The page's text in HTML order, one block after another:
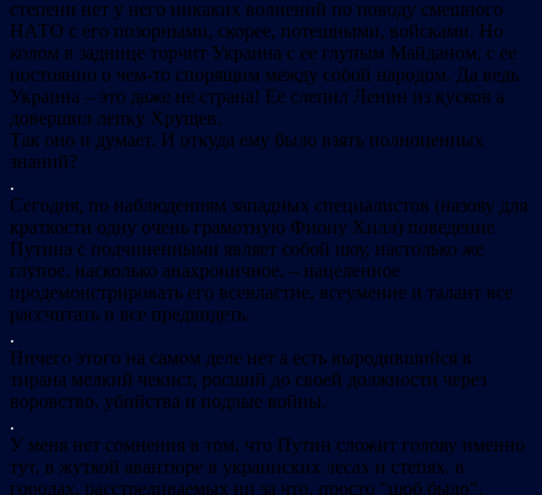
степени нет у него никаких волнений по поводу смешного
НАТО с его позорными, скорее, потешными, войсками. Но
колом в заднице торчит Украина с ее глупым Майданом, с ее
постоянно о чем-то спорящим между собой народом. Да ведь
Украина – это даже не страна! Ее слепил Ленин из кусков а
довершил лепку Хрущев.
Так оно и думает. И откуда ему было взять полноценных
знаний?
.
Сегодня, по наблюдениям западных специалистов (назову для
краткости одну очень грамотную Фиону Хилл) поведение
Путина с подчиненными являет собой шоу, настолько же
глупое, насколько анахроничное, – нацеленное
продемонстрировать его всевластие, всеумение и талант все
рассчитать и все предвидеть.
.
Ничего этого на самом деле нет а есть выродившийся в
тирана мелкий чекист, росший до своей должности через
воровство, убийства и подлые войны.
.
У меня нет сомнения в том, что Путин сложит голову именно
тут, в жуткой авантюре в украинских лесах и степях, в
городах, расстреливаемых ни за что, просто “шоб было”.